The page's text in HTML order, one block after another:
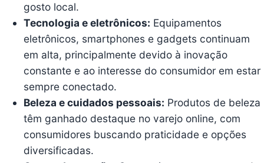
gosto local.
Tecnologia e eletrônicos: Equipamentos
eletrônicos, smartphones e gadgets continuam
em alta, principalmente devido à inovação
constante e ao interesse do consumidor em estar
sempre conectado.
Beleza e cuidados pessoais: Produtos de beleza
têm ganhado destaque no varejo online, com
consumidores buscando praticidade e opções
diversificadas.